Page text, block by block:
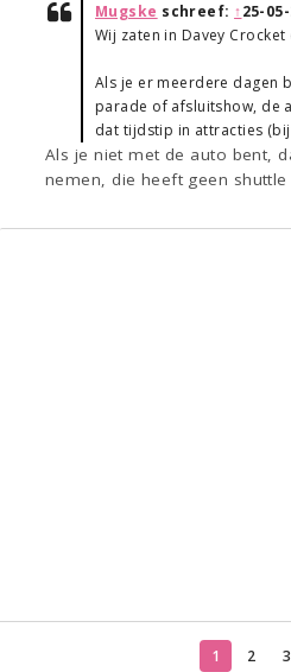
Mugske schreef: ↑25-
Wij zaten in Davey
Als je er meerdere dagen
parade of afsluitshow, de
dat tijdstip in attracties
Als je niet met de auto bent,
nemen, die heeft geen shuttle
1 2 3